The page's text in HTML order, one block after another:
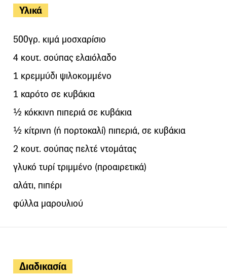
Υλικά
500γρ. κιμά μοσχαρίσιο
4 κουτ. σούπας ελαιόλαδο
1 κρεμμύδι ψιλοκομμένο
1 καρότο σε κυβάκια
½ κόκκινη πιπεριά σε κυβάκια
½ κίτρινη (ή πορτοκαλί) πιπεριά, σε κυβάκια
2 κουτ. σούπας πελτέ ντομάτας
γλυκό τυρί τριμμένο (προαιρετικά)
αλάτι, πιπέρι
φύλλα μαρουλιού
Διαδικασία